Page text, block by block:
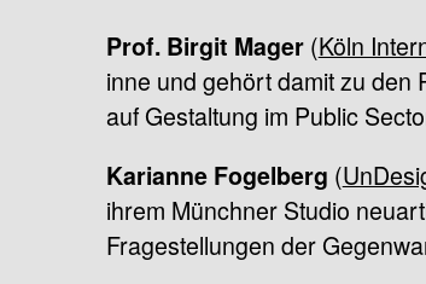
Prof. Birgit Mager(Köln
inne und gehört damit zu den
auf Gestaltung im Public
Karianne Fogelberg (
ihrem Münchner Studio
Fragestellungen der